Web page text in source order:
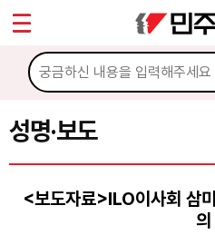
성명·보도
<보도자료>ILO이사회 삼
의
마이페이지
소개
소식
공지사항
성명·보도
Sketchbook5,
Sketchbook5,